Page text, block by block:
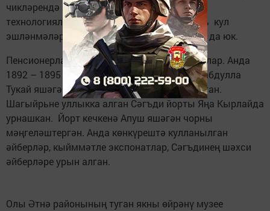
чикләрендә яшәгән осталарның борынгы
технологияләрне кулланып ясалган уникаль кул
эшләнмәләре Россиянең бер генә музеенда да юк.
Пенсионерлар Кырлай авылында да булдылар. Анда
1892 – 1895 елларда бөек татар шагыйре Габдулла
Тукай яшәгән Сәгъди Салихов өе торгызылган.
Шагыйрьне уллыкка алган Сәгъди йорты Яңа Кырлайда
урнашкан. Йорт кечкенә Апуш яшәгән чорны
мәңгеләштергән. Анда көнкүрештә кулланылган
әйберләр, кыйммәтле экспонатлар, Сәгъдинең шәхси
әйберләре урын алган.
Олы Әтнә районының туган якны өйрәнү музее